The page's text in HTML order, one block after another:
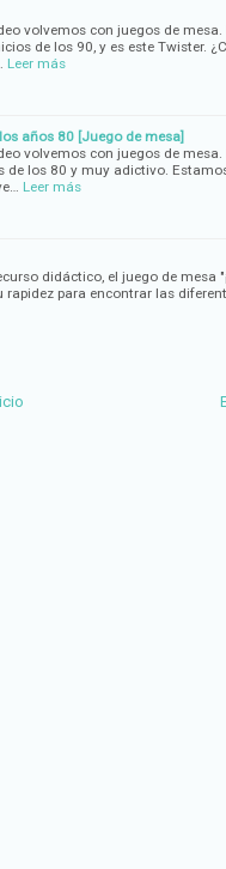
volvemos con juegos de
de los 90, y es este Twister.
Leer más
años 80 [Juego de mesa]
volvemos con juegos de
los 80 y muy adictivo.
Leer más
didáctico, el juego de mesa
para encontrar las